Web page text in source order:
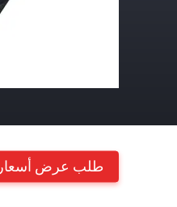
طلب عرض أسعار